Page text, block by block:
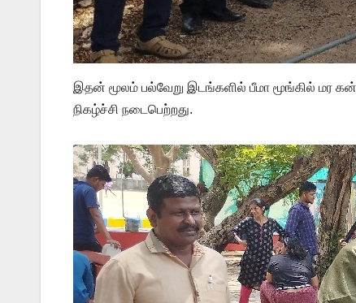
இதன் மூலம் பல்வேறு இடங்களில் பீமா மூங்கில் மர
நிகழ்ச்சி நடைபெற்றது.